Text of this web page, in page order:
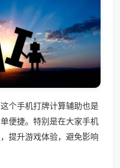
个手机打牌计算辅助也是
便捷。特别是在大家手机
提升游戏体验，避免影响